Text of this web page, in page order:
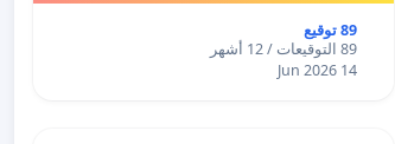
89 توقيع
89 التوقيعات / 12 أشهر
14 Jun 2026